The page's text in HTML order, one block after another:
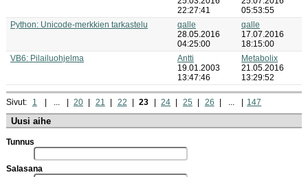
22:27:41
05:53:55
Python: Unicode-merkkien tarkastelu
qalle
28.05.2016
04:25:00
qalle
17.07.2016
18:15:00
VB6: Pilailuohjelma
Antti
19.01.2003
13:47:46
Metabolix
21.05.2016
13:29:52
Sivut: 1 ... 20 21 22 23 24 25 26 ... 147
Uusi aihe
Tunnus
Salasana